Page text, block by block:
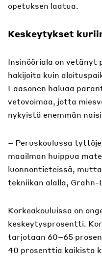
opetuksen laatua.
Keskeytykset
Insinööriala on vetänyt
hakijoita kuin
Laasonen haluaa
vetovoimaa, jotta
nykyistä enemmän
– Peruskoulussa
maailman huippua
luonnontieteissä,
tekniikan alalla, Grahn-
Korkeakouluissa on
keskeytysprosentti.
tarjotaan 60–65
40 prosenttia kaikista